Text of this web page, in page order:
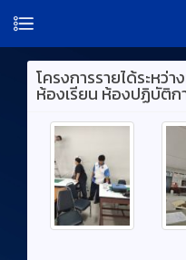
โครงการรายได้ระหว่
ห้องเรียน ห้องปฏิบัติก